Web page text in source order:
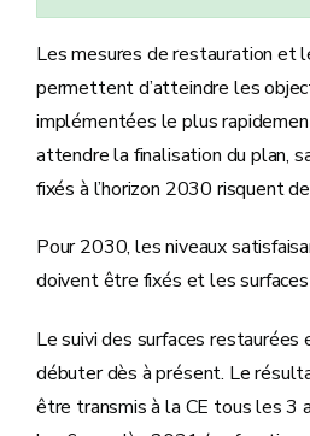
Les mesures de restauration et
permettent d’atteindre les
implémentées le plus
attendre la finalisation du plan,
fixés à l’horizon 2030 risquent
Pour 2030, les niveaux
doivent être fixés et les
Le suivi des surfaces
débuter dès à présent. Le
être transmis à la CE tous les 3